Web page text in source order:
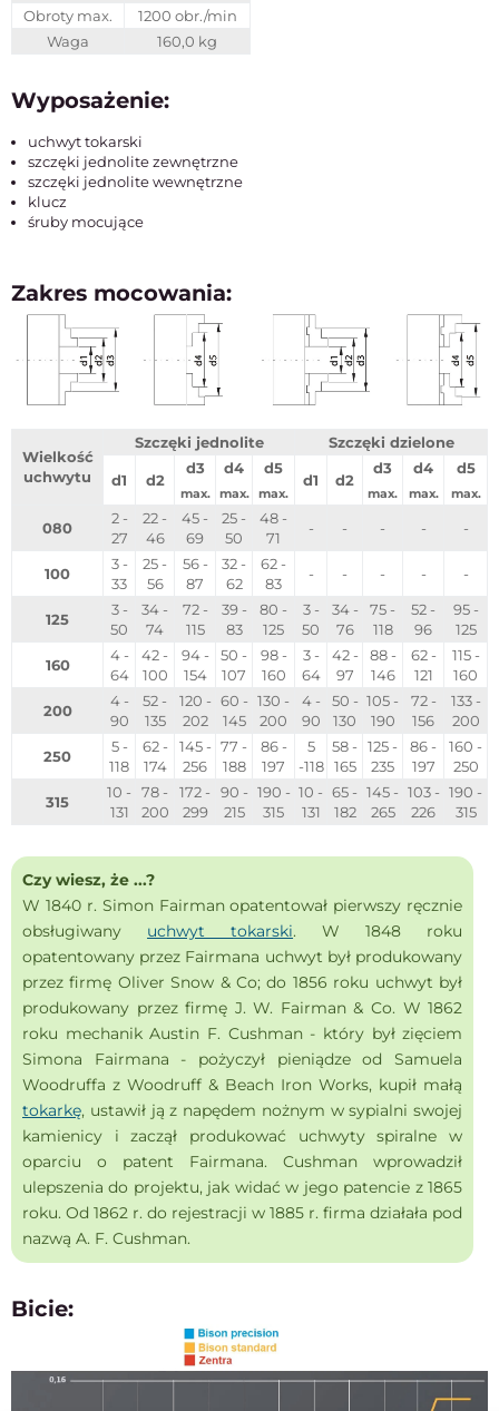
Obroty max.
1200 obr./min
Waga
160,0 kg
Wyposażenie:
uchwyt tokarski
szczęki jednolite zewnętrzne
szczęki jednolite wewnętrzne
klucz
śruby mocujące
Zakres mocowania:
Wielkość
uchwytu
Szczęki jednolite Szczęki dzielone
d1 d2
d3
max.
d4
max.
d5
max.
d1 d2
d3
max.
d4
max.
d5
max.
080
2 -
27
22 -
46
45 -
69
25 -
50
48 -
71
- - - - -
100
3 -
33
25 -
56
56 -
87
32 -
62
62 -
83
- - - - -
125
3 -
50
34 -
74
72 -
115
39 -
83
80 -
125
3 -
50
34 -
76
75 -
118
52 -
96
95 -
125
160
4 -
64
42 -
100
94 -
154
50 -
107
98 -
160
3 -
64
42 -
97
88 -
146
62 -
121
115 -
160
200
4 -
90
52 -
135
120 -
202
60 -
145
130 -
200
4 -
90
50 -
130
105 -
190
72 -
156
133 -
200
250
5 -
118
62 -
174
145 -
256
77 -
188
86 -
197
5
-118
58 -
165
125 -
235
86 -
197
160 -
250
315
10 -
131
78 -
200
172 -
299
90 -
215
190 -
315
10 -
131
65 -
182
145 -
265
103 -
226
190 -
315
Czy wiesz, że ...?
W 1840 r. Simon Fairman opatentował pierwszy ręcznie
obsługiwany uchwyt tokarski. W 1848 roku
opatentowany przez Fairmana uchwyt był produkowany
przez firmę Oliver Snow & Co; do 1856 roku uchwyt był
produkowany przez firmę J. W. Fairman & Co. W 1862
roku mechanik Austin F. Cushman - który był zięciem
Simona Fairmana - pożyczył pieniądze od Samuela
Woodruffa z Woodruff & Beach Iron Works, kupił małą
tokarkę, ustawił ją z napędem nożnym w sypialni swojej
kamienicy i zaczął produkować uchwyty spiralne w
oparciu o patent Fairmana. Cushman wprowadził
ulepszenia do projektu, jak widać w jego patencie z 1865
roku. Od 1862 r. do rejestracji w 1885 r. firma działała pod
nazwą A. F. Cushman.
Bicie: